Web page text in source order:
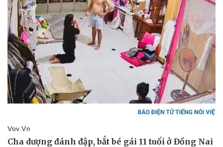
Kinh tế
Thị trường
Giá vàng
Chứng khoán